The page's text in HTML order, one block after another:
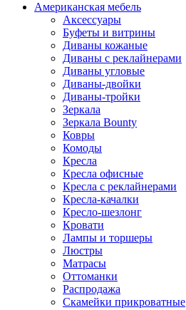
Американская мебель
Аксессуары
Буфеты и витрины
Диваны кожаные
Диваны с реклайнерами
Диваны угловые
Диваны-двойки
Диваны-тройки
Зеркала
Зеркала Bounty
Ковры
Комоды
Кресла
Кресла офисные
Кресла с реклайнерами
Кресла-качалки
Кресло-шезлонг
Кровати
Лампы и торшеры
Люстры
Матрасы
Оттоманки
Распродажа
Скамейки прикроватные